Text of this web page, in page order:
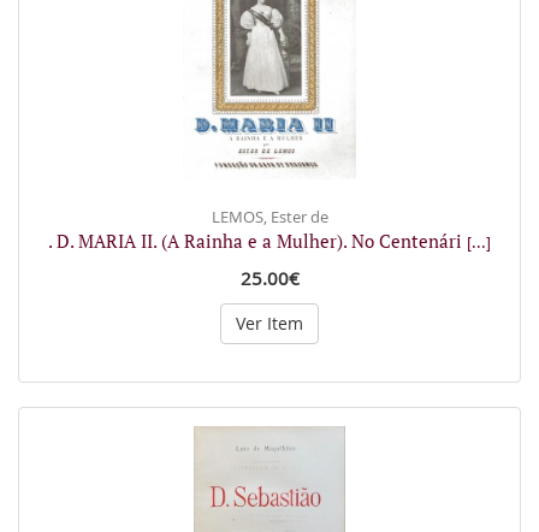
LEMOS, Ester de
. D. MARIA II. (A Rainha e a Mulher). No Centenári [...]
25.00€
Ver Item